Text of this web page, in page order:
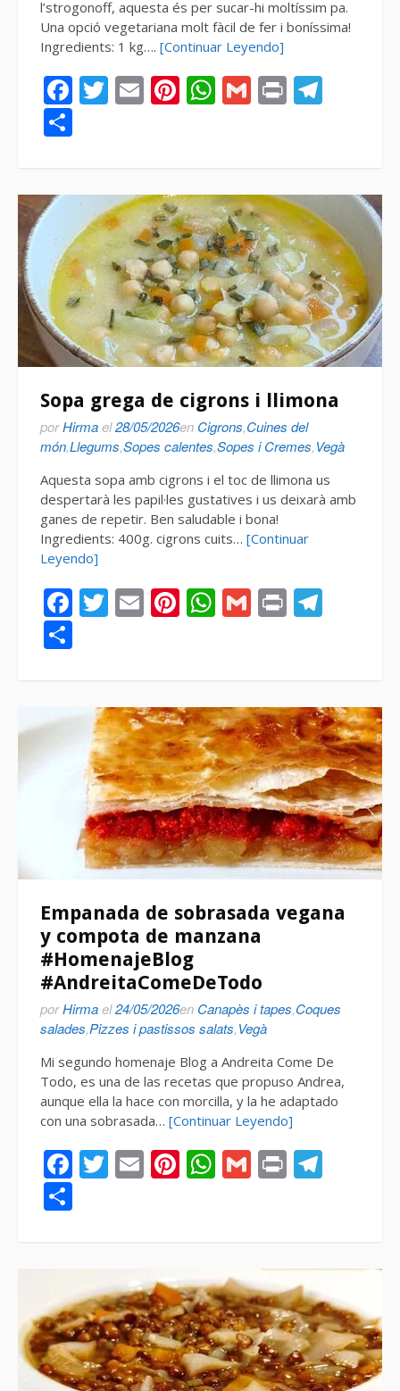
l’strogonoff, aquesta és per sucar-hi moltíssim pa.
Una opció vegetariana molt fàcil de fer i boníssima!
Ingredients: 1 kg…. [Continuar Leyendo]
Facebook
Twitter
EmailPinterest
WhatsApp
Gmail
Print
Sopa grega de cigrons i llimona
porHirmael28/05/2026en Cigrons,Cuines del
món,Llegums,Sopes calentes,Sopes i Cremes,Vegà
Aquesta sopa amb cigrons i el toc de llimona us
despertarà les papil·les gustatives i us deixarà amb
ganes de repetir. Ben saludable i bona!
Ingredients: 400g. cigrons cuits… [Continuar
Leyendo]
Facebook
Twitter
EmailPinterest
WhatsApp
Gmail
Print
Empanada de sobrasada vegana
y compota de manzana
#HomenajeBlog
#AndreitaComeDeTodo
porHirmael24/05/2026en Canapès i tapes,Coques
salades,Pizzes i pastissos salats,Vegà
Mi segundo homenaje Blog a Andreita Come De
Todo, es una de las recetas que propuso Andrea,
aunque ella la hace con morcilla, y la he adaptado
con una sobrasada… [Continuar Leyendo]
Facebook
Twitter
EmailPinterest
WhatsApp
Gmail
Print